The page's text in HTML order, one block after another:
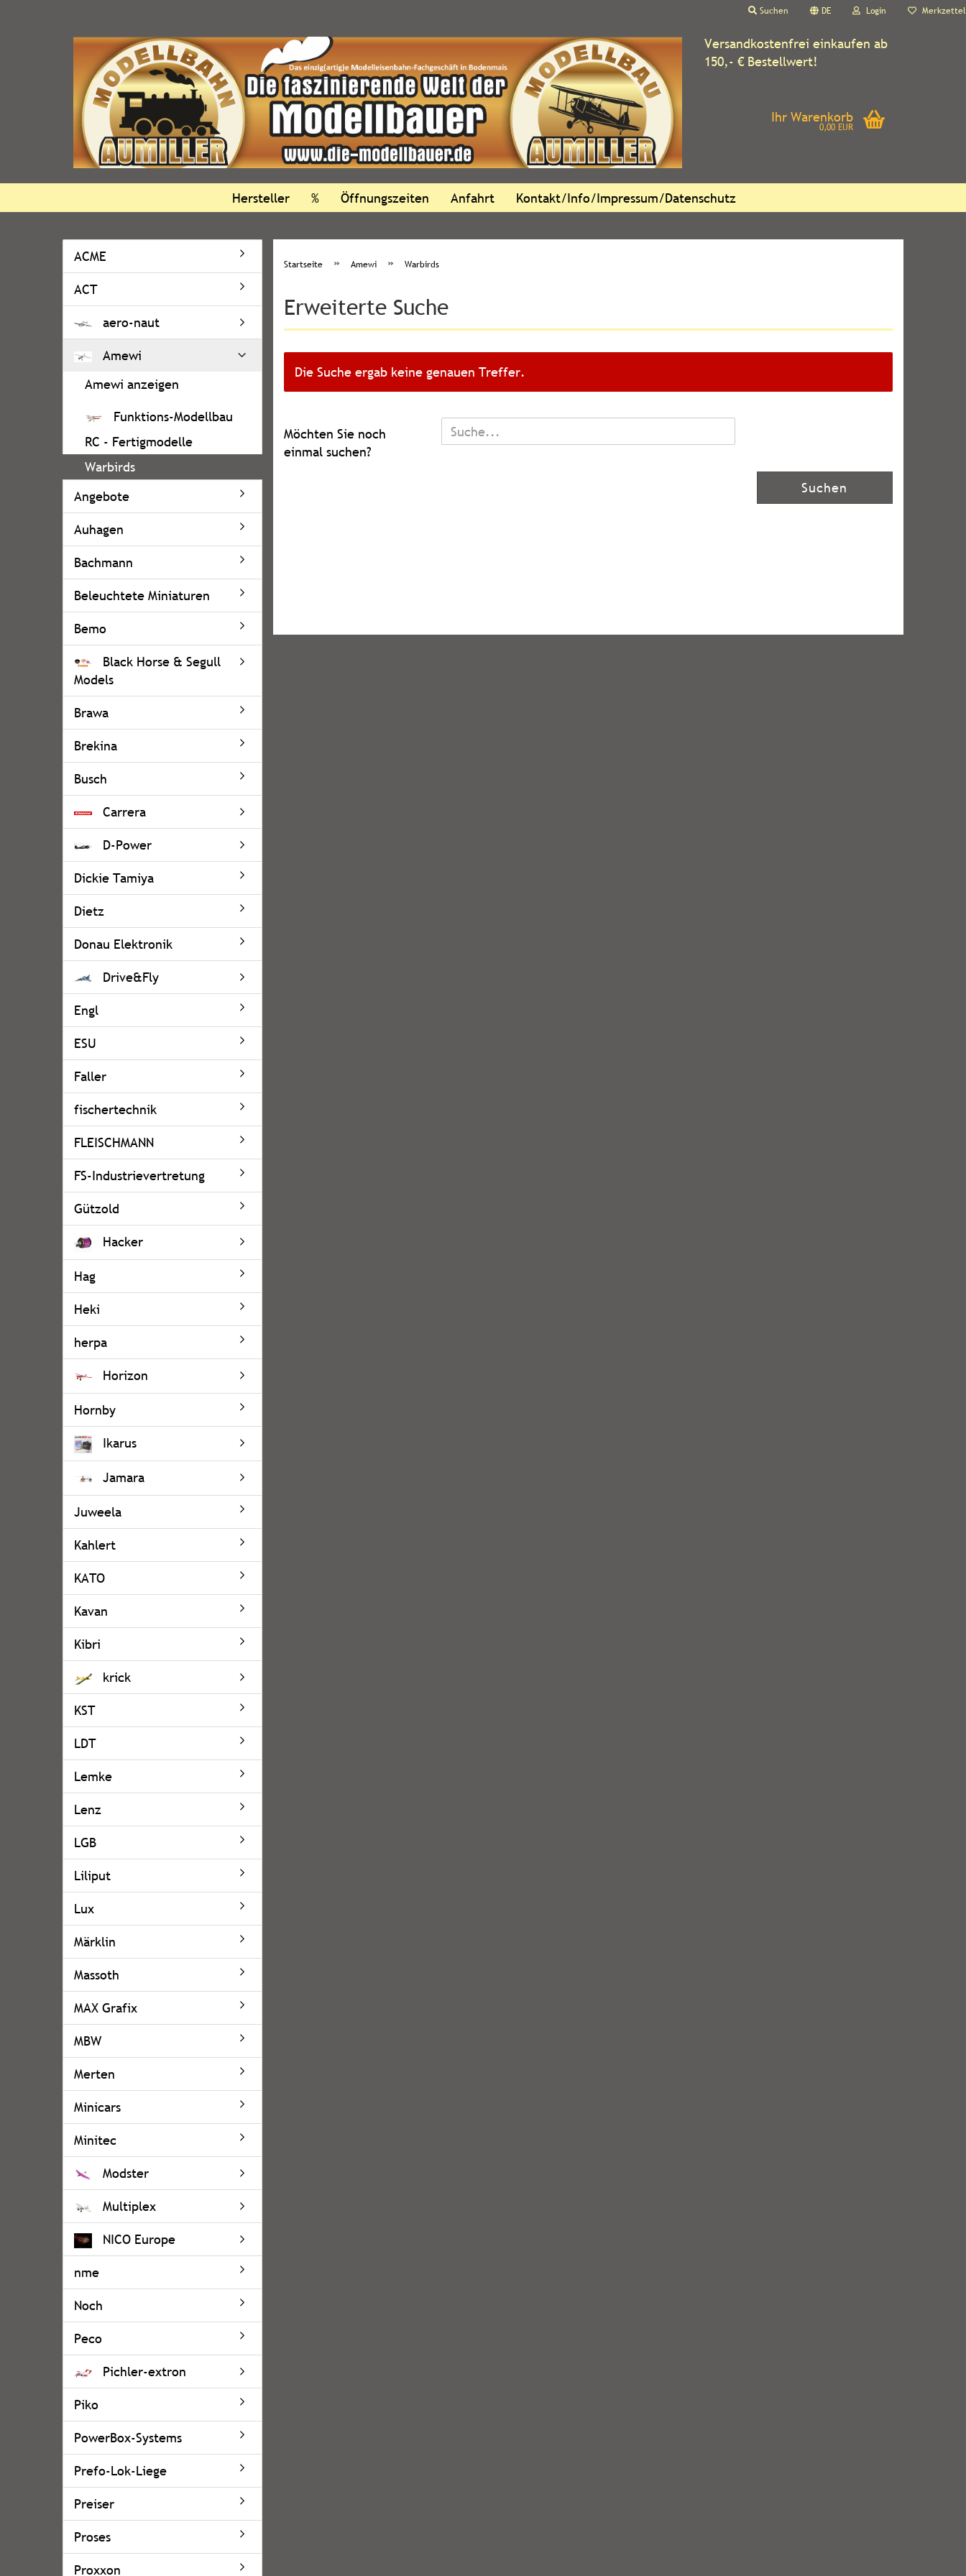
Suchen DE Login Merkzettel
Versandkostenfrei einkaufen ab
150,- € Bestellwert!
Ihr Warenkorb
0,00 EUR
Hersteller % Öffnungszeiten Anfahrt Kontakt/Info/Impressum/Datenschutz
Startseite » Amewi » Warbirds
Erweiterte Suche
Die Suche ergab keine genauen Treffer.
MÖCHTEN
SIE
NOCH
Möchten Sie noch
einmal suchen?
Suchen
ACME
ACT
aero-naut
Amewi
Amewi anzeigen
Funktions-Modellbau
RC - Fertigmodelle
Warbirds
Angebote
Auhagen
Bachmann
Beleuchtete Miniaturen
Bemo
Black Horse & Segull
Models
Brawa
Brekina
Busch
Carrera
D-Power
Dickie Tamiya
Dietz
Donau Elektronik
Drive&Fly
Engl
ESU
Faller
fischertechnik
FLEISCHMANN
FS-Industrievertretung
Gützold
Hacker
Hag
Heki
herpa
Horizon
Hornby
Ikarus
Jamara
Juweela
Kahlert
KATO
Kavan
Kibri
krick
KST
LDT
Lemke
Lenz
LGB
Liliput
Lux
Märklin
Massoth
MAX Grafix
MBW
Merten
Minicars
Minitec
Modster
Multiplex
NICO Europe
nme
Noch
Peco
Pichler-extron
Piko
PowerBox-Systems
Prefo-Lok-Liege
Preiser
Proses
Proxxon